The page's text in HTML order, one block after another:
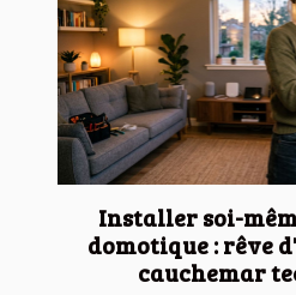
Installer soi-
domotique : rêve
cauchemar